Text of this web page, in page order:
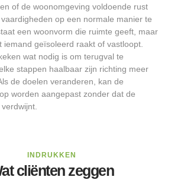
of de woonomgeving voldoende rust
op een normale manier te
een woonvorm die ruimte geeft, maar
iemand geïsoleerd raakt of vastloopt.
wat nodig is om terugval te
stappen haalbaar zijn richting meer
de doelen veranderen, kan de
worden aangepast zonder dat de
INDRUKKEN
cliënten zeggen